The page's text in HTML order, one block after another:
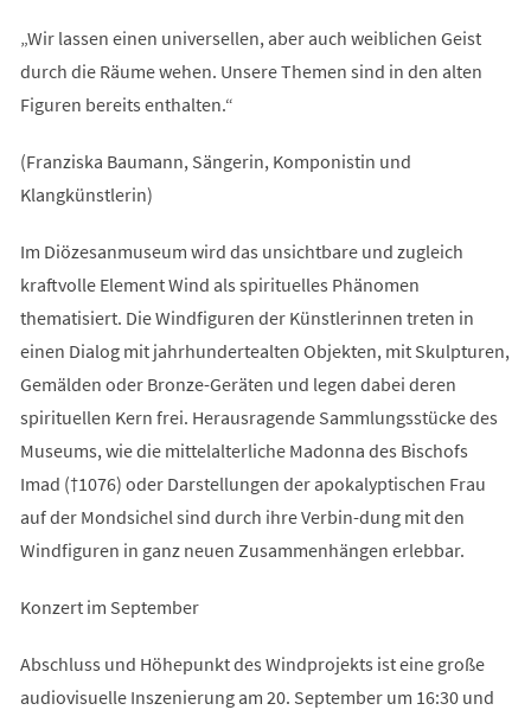
„Wir lassen einen universellen, aber auch weiblichen Geist
durch die Räume wehen. Unsere Themen sind in den alten
Figuren bereits enthalten.“
(Franziska Baumann, Sängerin, Komponistin und
Klangkünstlerin)
Im Diözesanmuseum wird das unsichtbare und zugleich
kraftvolle Element Wind als spirituelles Phänomen
thematisiert. Die Windfiguren der Künstlerinnen treten in
einen Dialog mit jahrhundertealten Objekten, mit Skulpturen,
Gemälden oder Bronze-Geräten und legen dabei deren
spirituellen Kern frei. Herausragende Sammlungsstücke des
Museums, wie die mittelalterliche Madonna des Bischofs
Imad (†1076) oder Darstellungen der apokalyptischen Frau
auf der Mondsichel sind durch ihre Verbin-dung mit den
Windfiguren in ganz neuen Zusammenhängen erlebbar.
Konzert im September
Abschluss und Höhepunkt des Windprojekts ist eine große
audiovisuelle Inszenierung am 20. September um 16:30 und